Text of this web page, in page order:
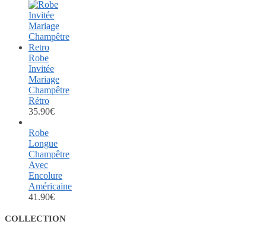
Robe
Invitée
Mariage
Champêtre
Rétro
35.90€
Robe
Longue
Champêtre
Avec
Encolure
Américaine
41.90€
COLLECTION